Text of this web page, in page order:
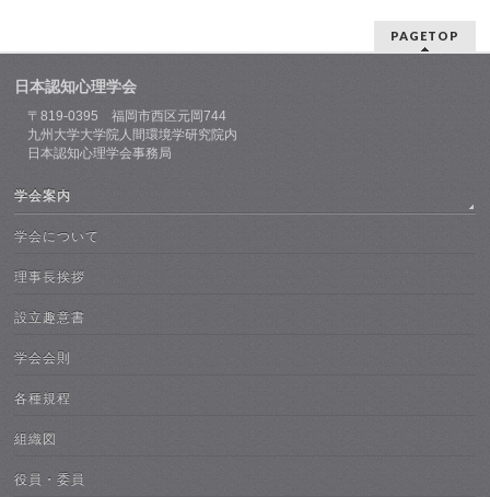
PAGETOP
日本認知心理学会
〒819-0395 福岡市西区元岡744
九州大学大学院人間環境学研究院内
日本認知心理学会事務局
学会案内
学会について
理事長挨拶
設立趣意書
学会会則
各種規程
組織図
役員・委員